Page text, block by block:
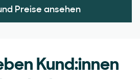
Preise ansehen
Kund:innen